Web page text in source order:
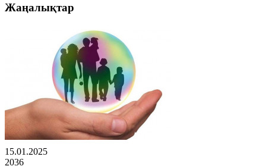
Жаңалықтар
15.01.2025
2036